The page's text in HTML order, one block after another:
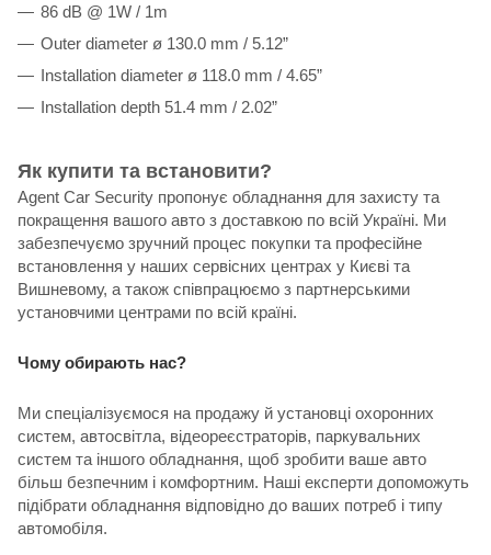
86 dB @ 1W / 1m
Outer diameter ø 130.0 mm / 5.12”
Installation diameter ø 118.0 mm / 4.65”
Installation depth 51.4 mm / 2.02”
Як купити та встановити?
Agent Car Security пропонує обладнання для захисту та
покращення вашого авто з доставкою по всій Україні. Ми
забезпечуємо зручний процес покупки та професійне
встановлення у наших сервісних центрах у Києві та
Вишневому, а також співпрацюємо з партнерськими
установчими центрами по всій країні.
Чому обирають нас?
Ми спеціалізуємося на продажу й установці охоронних
систем, автосвітла, відеореєстраторів, паркувальних
систем та іншого обладнання, щоб зробити ваше авто
більш безпечним і комфортним. Наші експерти допоможуть
підібрати обладнання відповідно до ваших потреб і типу
автомобіля.